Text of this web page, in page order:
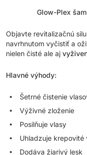
Glow-Plex
Objavte revitalizačnú
navrhnutom vyčistiť a
nielen čisté ale aj
Hlavné výhody:
Šetrné čistenie
Výživné zloženie
Posilňuje vlasy
Uhladzuje krepovité
Dodáva žiarivý lesk